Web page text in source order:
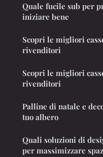
Quale fucile sub per
iniziare bene
Scopri le migliori
rivenditori
Scopri le migliori
rivenditori
Palline di natale e
tuo albero
Quali soluzioni di
per massimizzare